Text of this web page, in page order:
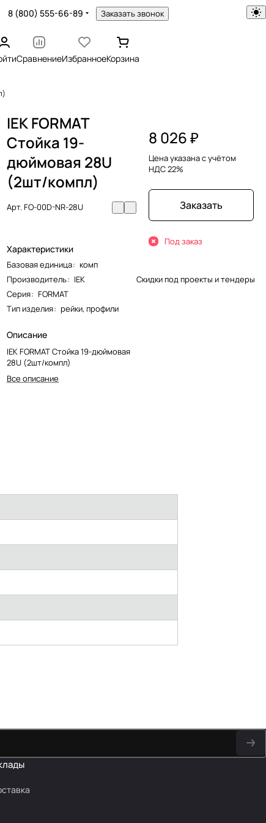
8 (800) 555-66-89 Заказать звонок
СравнениеИзбранноеКорзина
IEK FORMAT
Стойка 19-
дюймовая 28U
(2шт/компл)
Арт.FO-00D-NR-28U
Характеристики
Базовая единица: комп
Производитель: IEK
Серия: FORMAT
Тип изделия: рейки, профили
Описание
IEK FORMAT Стойка 19-дюймовая
28U (2шт/компл)
Все описание
8 026 ₽
Цена указана с учётом
НДС 22%
Заказать
Под заказ
Скидки под проекты и тендеры